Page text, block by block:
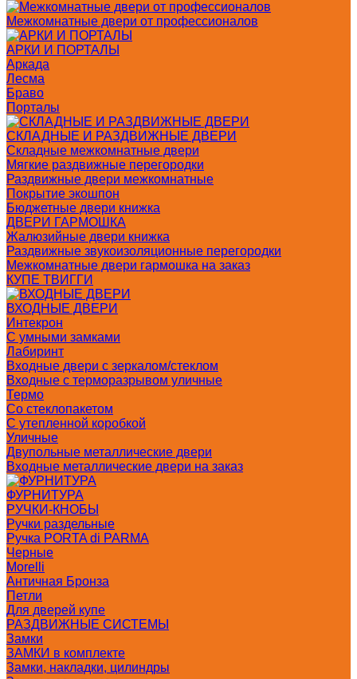
Межкомнатные двери от профессионалов
АРКИ И ПОРТАЛЫ
Аркада
Лесма
Браво
Порталы
СКЛАДНЫЕ И РАЗДВИЖНЫЕ ДВЕРИ
Складные межкомнатные двери
Мягкие раздвижные перегородки
Раздвижные двери межкомнатные
Покрытие экошпон
Бюджетные двери книжка
ДВЕРИ ГАРМОШКА
Жалюзийные двери книжка
Раздвижные звукоизоляционные перегородки
Межкомнатные двери гармошка на заказ
КУПЕ ТВИГГИ
ВХОДНЫЕ ДВЕРИ
Интекрон
С умными замками
Лабиринт
Входные двери с зеркалом/стеклом
Входные с терморазрывом уличные
Термо
Со стеклопакетом
С утепленной коробкой
Уличные
Двупольные металлические двери
Входные металлические двери на заказ
ФУРНИТУРА
РУЧКИ-КНОБЫ
Ручки раздельные
Ручка PORTA di PARMA
Черные
Morelli
Античная Бронза
Петли
Для дверей купе
РАЗДВИЖНЫЕ СИСТЕМЫ
Замки
ЗАМКИ в комплекте
Замки, накладки, цилиндры